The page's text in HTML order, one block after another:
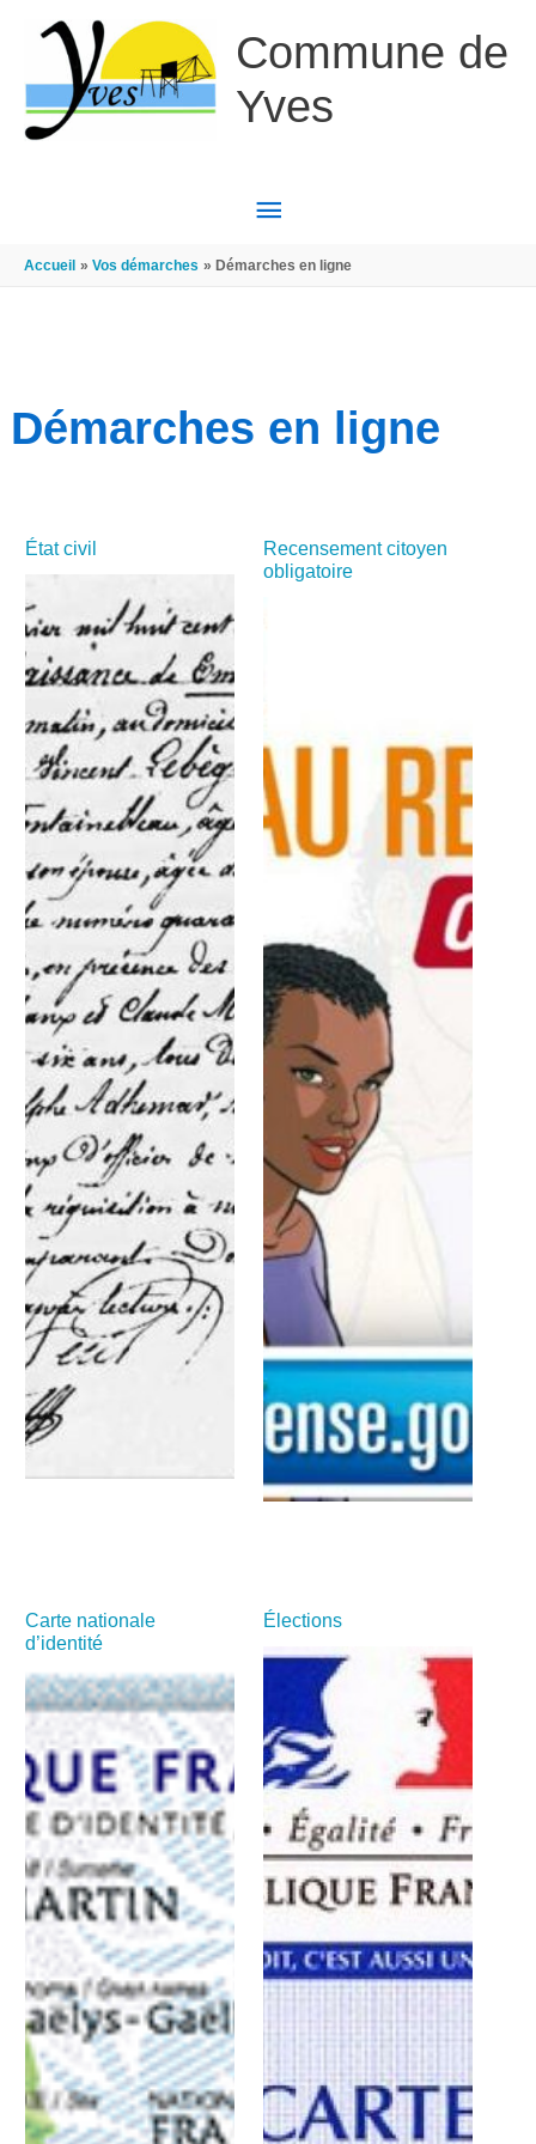
Commune de
Yves
MENU
PRINCIPAL
Accueil Vos démarches Démarches en ligne
Démarches en ligne
État civil
Recensement citoyen
obligatoire
Carte nationale
d’identité
Élections